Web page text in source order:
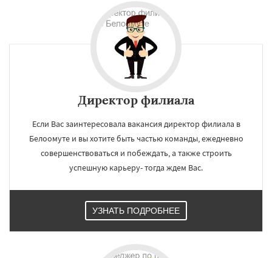
Вербилки Восход Деденево
Загорянский
Запрудная
Заречье Зеленоградск Измайлово
Красково
Лесной Городок
Лопатино Лотошино
Малаховка Менделеевск Михнево
Нахабино Некрасовское
Решетниково Родники Свердловск
Софрино Томилино Тучково
Удельная Фосфоритный
Директор филиала
Если Вас заинтересовала вакансия директор филиала в
Белоомуте и вы хотите быть частью команды, ежедневно
совершенствоваться и побеждать, а также строить
успешную карьеру- тогда ждем Вас.
УЗНАТЬ ПОДРОБНЕЕ
УЗНАТЬ ПОДРОБНЕЕ
Даю согласие на обработку персональных данных